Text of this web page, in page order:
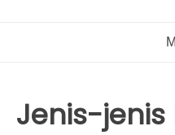
Jenis-jenis